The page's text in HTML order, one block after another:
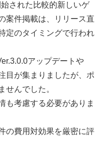
された比較的新しいゲ
案件掲載は、リリース直
定のタイミングで行われ
アップデートや
目が集まりましたが、ポ
せんでした。
も考慮する必要がありま
の費用対効果を厳密に評